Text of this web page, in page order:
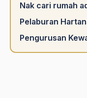
Nak cari rumah
Pelaburan
Pengurusan